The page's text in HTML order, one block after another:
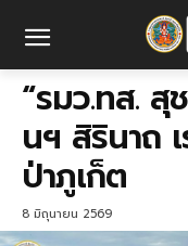
“รมว.ทส.
นฯ สิรินาถ
ป่าภูเก็ต
8 มิถุนายน 2569